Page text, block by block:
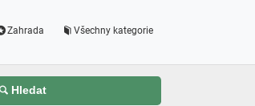
Zahrada Všechny kategorie
Hledat